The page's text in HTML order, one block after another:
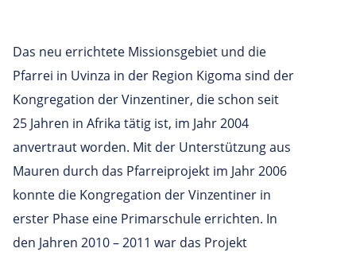
Das neu errichtete Missionsgebiet und die
Pfarrei in Uvinza in der Region Kigoma sind der
Kongregation der Vinzentiner, die schon seit
25 Jahren in Afrika tätig ist, im Jahr 2004
anvertraut worden. Mit der Unterstützung aus
Mauren durch das Pfarreiprojekt im Jahr 2006
konnte die Kongregation der Vinzentiner in
erster Phase eine Primarschule errichten. In
den Jahren 2010 – 2011 war das Projekt